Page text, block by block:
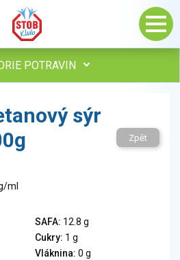
POTRAVIN
výrobky
výrobky
pufované výrobky
sýr
Zpět
ml
SAFA: 12.8 g
Cukry: 1 g
Vláknina: 0 g